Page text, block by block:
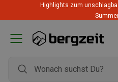
Highlights zum